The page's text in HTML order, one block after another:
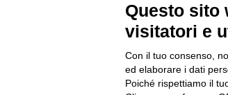
Questo sito
visitatori e
Con il tuo consenso,
ed elaborare i dati
Poiché rispettiamo il